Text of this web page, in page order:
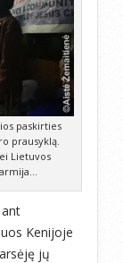
paskirties
prausyklą.
Lietuvos
Kenijoje
jų